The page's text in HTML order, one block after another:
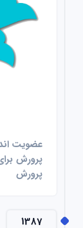
عضویت
پرورش
پرورش
1387